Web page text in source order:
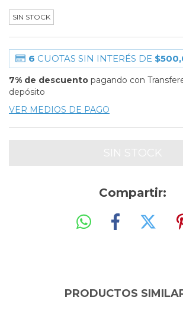
SIN STOCK
6 CUOTAS SIN INTERÉS DE
7% de descuento pagando con
depósito
VER MEDIOS DE PAGO
Compartir:
PRODUCTOS